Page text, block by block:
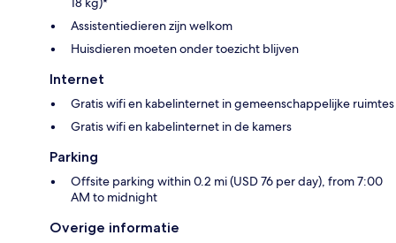
Assistentiedieren zijn welkom
Huisdieren moeten onder toezicht blijven
Internet
Gratis wifi en kabelinternet in gemeenschappelijke ruimtes
Gratis wifi en kabelinternet in de kamers
Parking
Offsite parking within 0.2 mi (USD 76 per day), from 7:00
AM to midnight
Overige informatie